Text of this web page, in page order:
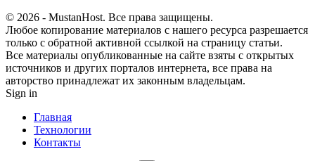
© 2026 - MustanHost. Все права защищены.
Любое копирование материалов с нашего ресурса разрешается
только с обратной активной ссылкой на страницу статьи.
Все материалы опубликованные на сайте взяты с открытых
источников и других порталов интернета, все права на
авторство принадлежат их законным владельцам.
Sign in
Главная
Технологии
Контакты